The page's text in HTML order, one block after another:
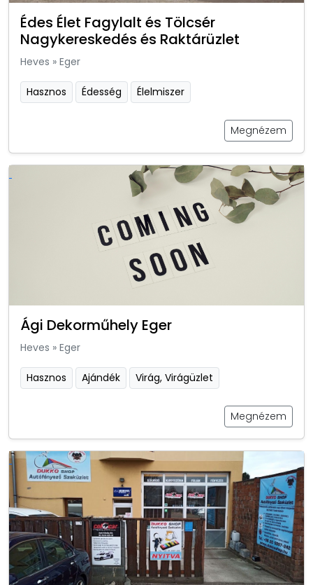
Édes Élet Fagylalt és Tölcsér
Nagykereskedés és Raktárüzlet
Heves » Eger
Hasznos Édesség Élelmiszer
Megnézem
Ági Dekorműhely Eger
Heves » Eger
Hasznos Ajándék Virág, Virágüzlet
Megnézem